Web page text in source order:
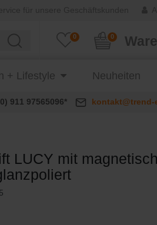
0 0
+ Lifestyle Neuheiten
911 97565096* kontakt@trend-
LUCY mit